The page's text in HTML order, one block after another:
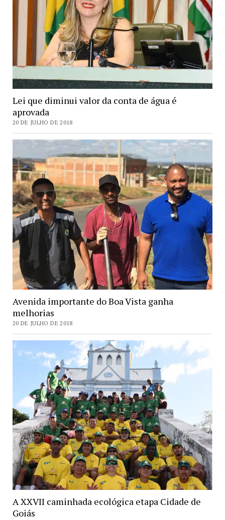
Lei que diminui valor da conta de água é
aprovada
20 DE JULHO DE 2018
Avenida importante do Boa Vista ganha
melhorias
20 DE JULHO DE 2018
A XXVII caminhada ecológica etapa Cidade de
Goiás